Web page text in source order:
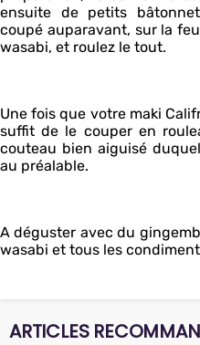
ensuite de petits
coupé auparavant, sur la
wasabi, et roulez le tout.
Une fois que votre maki
suffit de le couper en
couteau bien aiguisé
au préalable.
A déguster avec du
wasabi et tous les
ARTICLES